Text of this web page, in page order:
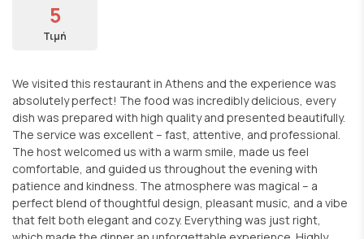
5
Τιμή
We visited this restaurant in Athens and the experience was
absolutely perfect! The food was incredibly delicious, every
dish was prepared with high quality and presented beautifully.
The service was excellent – fast, attentive, and professional.
The host welcomed us with a warm smile, made us feel
comfortable, and guided us throughout the evening with
patience and kindness. The atmosphere was magical – a
perfect blend of thoughtful design, pleasant music, and a vibe
that felt both elegant and cozy. Everything was just right,